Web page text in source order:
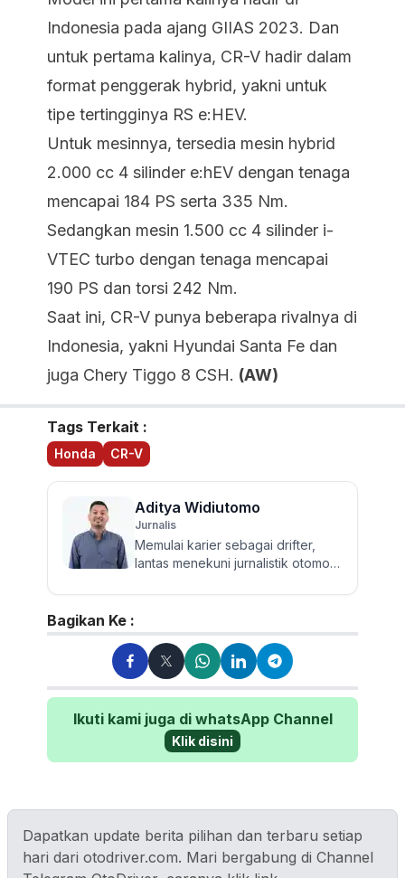
Indonesia pada ajang GIIAS 2023. Dan
untuk pertama kalinya, CR-V hadir dalam
format penggerak hybrid, yakni untuk
tipe tertingginya RS e:HEV.
Untuk mesinnya, tersedia mesin hybrid
2.000 cc 4 silinder e:hEV dengan tenaga
mencapai 184 PS serta 335 Nm.
Sedangkan mesin 1.500 cc 4 silinder i-
VTEC turbo dengan tenaga mencapai
190 PS dan torsi 242 Nm.
Saat ini, CR-V punya beberapa rivalnya di
Indonesia, yakni Hyundai Santa Fe dan
juga Chery Tiggo 8 CSH. (AW)
Tags Terkait :
Honda CR-V
Aditya Widiutomo
Jurnalis
Memulai karier sebagai drifter,
lantas menekuni jurnalistik otomotif
Walau sering mereview...
Bagikan Ke :
Ikuti kami juga di whatsApp Channel
Klik disini
Dapatkan update berita pilihan dan terbaru setiap
hari dari otodriver.com. Mari bergabung di Channel